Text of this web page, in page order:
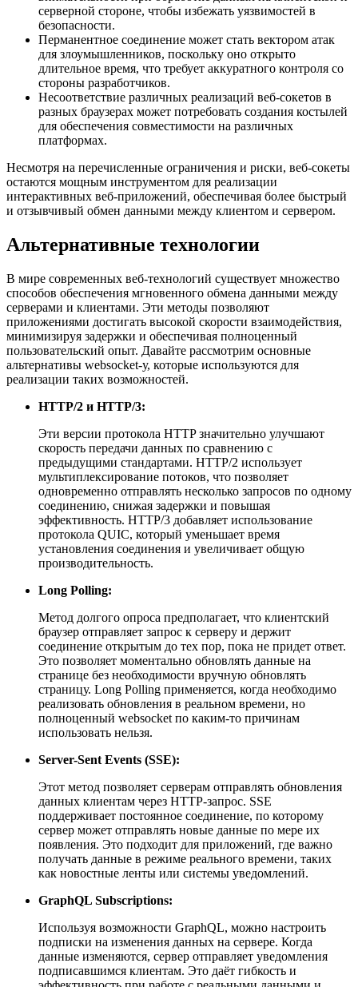
серверной стороне, чтобы избежать уязвимостей в
безопасности.
Перманентное соединение может стать вектором атак
для злоумышленников, поскольку оно открыто
длительное время, что требует аккуратного контроля со
стороны разработчиков.
Несоответствие различных реализаций веб-сокетов в
разных браузерах может потребовать создания костылей
для обеспечения совместимости на различных
платформах.
Несмотря на перечисленные ограничения и риски, веб-сокеты
остаются мощным инструментом для реализации
интерактивных веб-приложений, обеспечивая более быстрый
и отзывчивый обмен данными между клиентом и сервером.
Альтернативные технологии
В мире современных веб-технологий существует множество
способов обеспечения мгновенного обмена данными между
серверами и клиентами. Эти методы позволяют
приложениями достигать высокой скорости взаимодействия,
минимизируя задержки и обеспечивая полноценный
пользовательский опыт. Давайте рассмотрим основные
альтернативы websocket-у, которые используются для
реализации таких возможностей.
HTTP/2 и HTTP/3:
Эти версии протокола HTTP значительно улучшают
скорость передачи данных по сравнению с
предыдущими стандартами. HTTP/2 использует
мультиплексирование потоков, что позволяет
одновременно отправлять несколько запросов по одному
соединению, снижая задержки и повышая
эффективность. HTTP/3 добавляет использование
протокола QUIC, который уменьшает время
установления соединения и увеличивает общую
производительность.
Long Polling:
Метод долгого опроса предполагает, что клиентский
браузер отправляет запрос к серверу и держит
соединение открытым до тех пор, пока не придет ответ.
Это позволяет моментально обновлять данные на
странице без необходимости вручную обновлять
страницу. Long Polling применяется, когда необходимо
реализовать обновления в реальном времени, но
полноценный websocket по каким-то причинам
использовать нельзя.
Server-Sent Events (SSE):
Этот метод позволяет серверам отправлять обновления
данных клиентам через HTTP-запрос. SSE
поддерживает постоянное соединение, по которому
сервер может отправлять новые данные по мере их
появления. Это подходит для приложений, где важно
получать данные в режиме реального времени, таких
как новостные ленты или системы уведомлений.
GraphQL Subscriptions:
Используя возможности GraphQL, можно настроить
подписки на изменения данных на сервере. Когда
данные изменяются, сервер отправляет уведомления
подписавшимся клиентам. Это даёт гибкость и